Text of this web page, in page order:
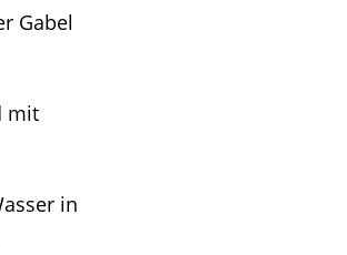
Gabel
mit
in